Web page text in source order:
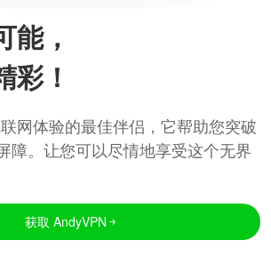
能，
彩！
网体验的最佳伴侣，它帮助您突破
障。让您可以尽情地享受这个无界
获取 AndyVPN